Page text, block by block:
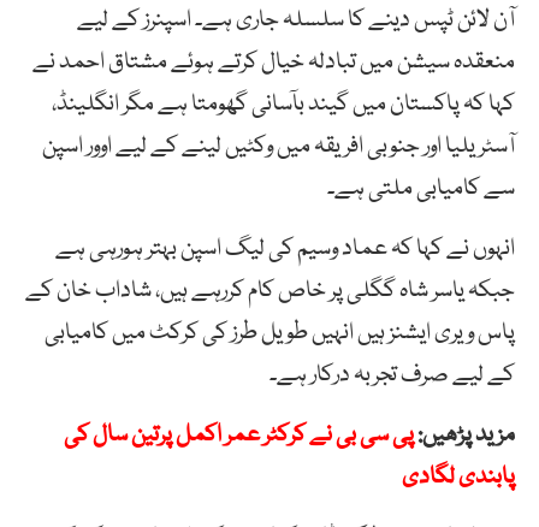
آن لائن ٹپس دینے کا سلسلہ جاری ہے۔ اسپنرز کے لیے
منعقدہ سیشن میں تبادلہ خیال کرتے ہوئے مشتاق احمد نے
کہا کہ پاکستان میں گیند بآسانی گھومتا ہے مگر انگلینڈ،
آسٹریلیا اور جنوبی افریقہ میں وکٹیں لینے کے لیے اوور اسپن
سے کامیابی ملتی ہے۔
انہوں نے کہا کہ عماد وسیم کی لیگ اسپن بہتر ہورہی ہے
جبکہ یاسر شاہ گگلی پر خاص کام کررہے ہیں، شاداب خان کے
پاس ویری ایشنز ہیں انہیں طویل طرز کی کرکٹ میں کامیابی
کے لیے صرف تجربہ درکار ہے۔
مزید پڑھیں:پی سی بی نے کرکٹر عمر اکمل پرتین سال کی
پابندی لگادی